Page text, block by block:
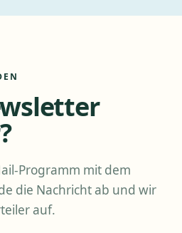
Programm mit dem
die Nachricht ab und wir
auf.